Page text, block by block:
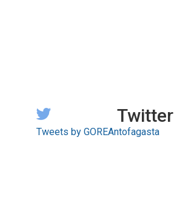
Twitter
Tweets by GOREAntofagasta